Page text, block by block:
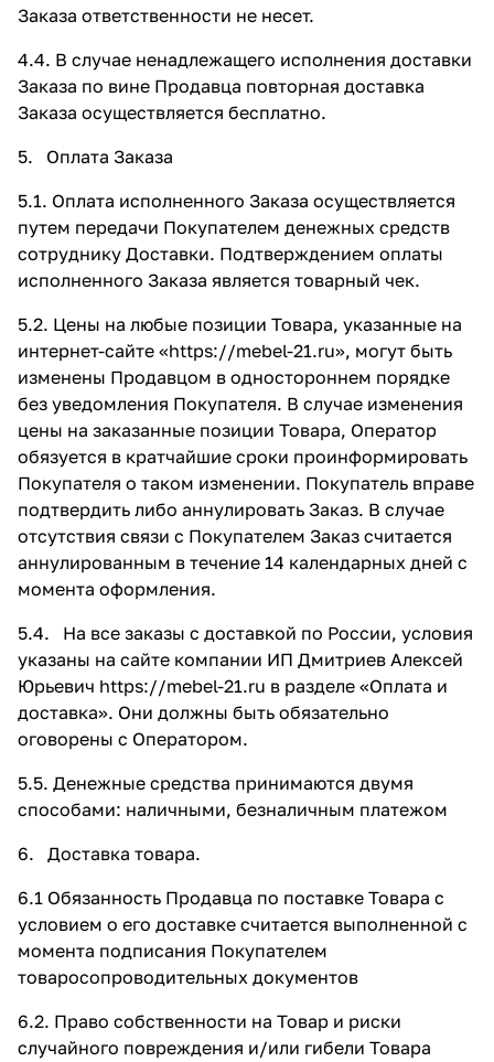
Заказа ответственности не несет.
4.4. В случае ненадлежащего исполнения доставки
Заказа по вине Продавца повторная доставка
Заказа осуществляется бесплатно.
5. Оплата Заказа
5.1. Оплата исполненного Заказа осуществляется
путем передачи Покупателем денежных средств
сотруднику Доставки. Подтверждением оплаты
исполненного Заказа является товарный чек.
5.2. Цены на любые позиции Товара, указанные на
интернет-сайте «https://mebel-21.ru», могут быть
изменены Продавцом в одностороннем порядке
без уведомления Покупателя. В случае изменения
цены на заказанные позиции Товара, Оператор
обязуется в кратчайшие сроки проинформировать
Покупателя о таком изменении. Покупатель вправе
подтвердить либо аннулировать Заказ. В случае
отсутствия связи с Покупателем Заказ считается
аннулированным в течение 14 календарных дней с
момента оформления.
5.4. На все заказы с доставкой по России, условия
указаны на сайте компании ИП Дмитриев Алексей
Юрьевич https://mebel-21.ru в разделе «Оплата и
доставка». Они должны быть обязательно
оговорены с Оператором.
5.5. Денежные средства принимаются двумя
способами: наличными, безналичным платежом
6. Доставка товара.
6.1 Обязанность Продавца по поставке Товара с
условием о его доставке считается выполненной с
момента подписания Покупателем
товаросопроводительных документов
6.2. Право собственности на Товар и риски
случайного повреждения и/или гибели Товара